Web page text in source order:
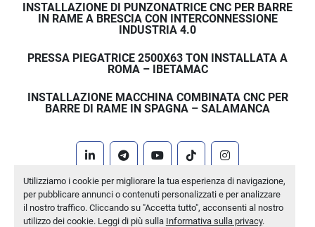
Utilizziamo i cookie per migliorare la tua esperienza di navigazione,
per pubblicare annunci o contenuti personalizzati e per analizzare
il nostro traffico. Cliccando su "Accetta tutto", acconsenti al nostro
utilizzo dei cookie. Leggi di più sulla Informativa sulla privacy.
INSTALLAZIONE DI PUNZONATRICE CNC PER BARRE
IN RAME A BRESCIA CON INTERCONNESSIONE
INDUSTRIA 4.0
PRESSA PIEGATRICE 2500X63 TON INSTALLATA A
ROMA – IBETAMAC
INSTALLAZIONE MACCHINA COMBINATA CNC PER
BARRE DI RAME IN SPAGNA – SALAMANCA
linkedintelegramyoutubetiktok
instagram
Machinio Systemsito web diMachinio
Personalizza le preferenze sui Cookies